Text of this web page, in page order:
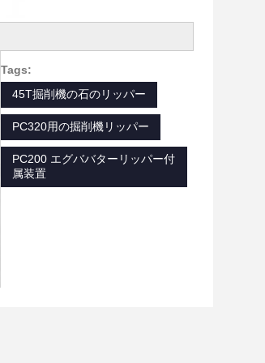
Tags:
45T掘削機の石のリッパー
PC320用の掘削機リッパー
PC200 エグババターリッパー付
属装置